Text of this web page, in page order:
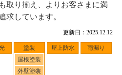
更新日：2025.12.12
塗装
屋根塗装
外壁塗装
屋上防水 雨漏り
取り揃え、よりお客さまに満
求しています。